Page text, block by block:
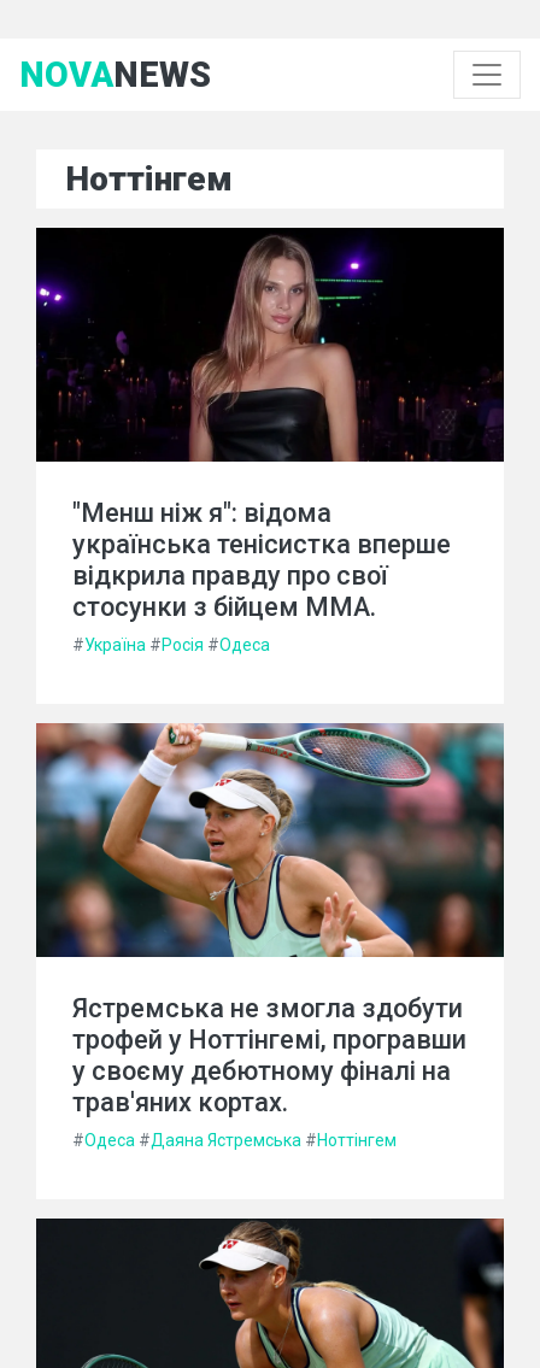
NOVANEWS
Ноттінгем
"Менш ніж я": відома
українська тенісистка вперше
відкрила правду про свої
стосунки з бійцем MMA.
#Україна #Росія #Одеса
Ястремська не змогла здобути
трофей у Ноттінгемі, програвши
у своєму дебютному фіналі на
трав'яних кортах.
#Одеса #Даяна Ястремська #Ноттінгем